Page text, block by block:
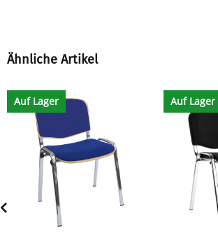
Ähnliche Artikel
Auf Lager Auf Lager